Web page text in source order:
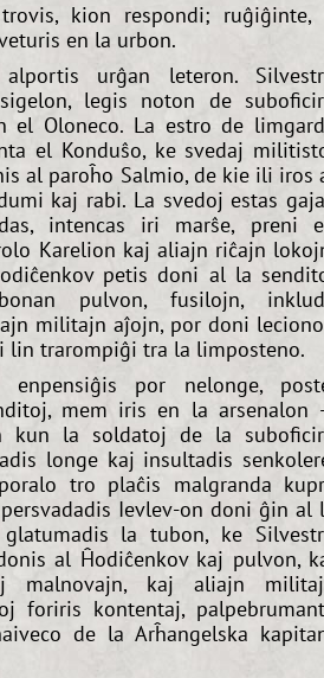
kion respondi; ruĝiĝinte,
en la urbon.
urĝan leteron.
legis noton de
el Oloneco. La estro de
el Konduŝo, ke svedaj
al paroĥo Salmio, de kie ili iros
kaj rabi. La svedoj estas
intencas iri marŝe, preni
Karelion kaj aliajn riĉajn
petis doni al la
pulvon, fusilojn,
militajn aĵojn, por doni
lin trarompiĝi tra la limposteno.
enpensiĝis por nelonge,
mem iris en la arsenalon
kun la soldatoj de la
longe kaj insultadis
tro plaĉis malgranda
Ievlev-on doni ĝin al
la tubon, ke
al Ĥodiĉenkov kaj pulvon,
malnovajn, kaj aliajn
foriris kontentaj,
de la Arĥangelska